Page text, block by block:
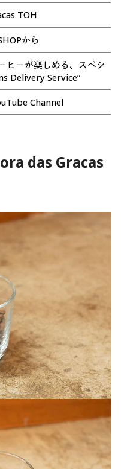
TOH
から
ヒーが楽しめる、スペシ
Delivery Service”
Channel
das Gracas